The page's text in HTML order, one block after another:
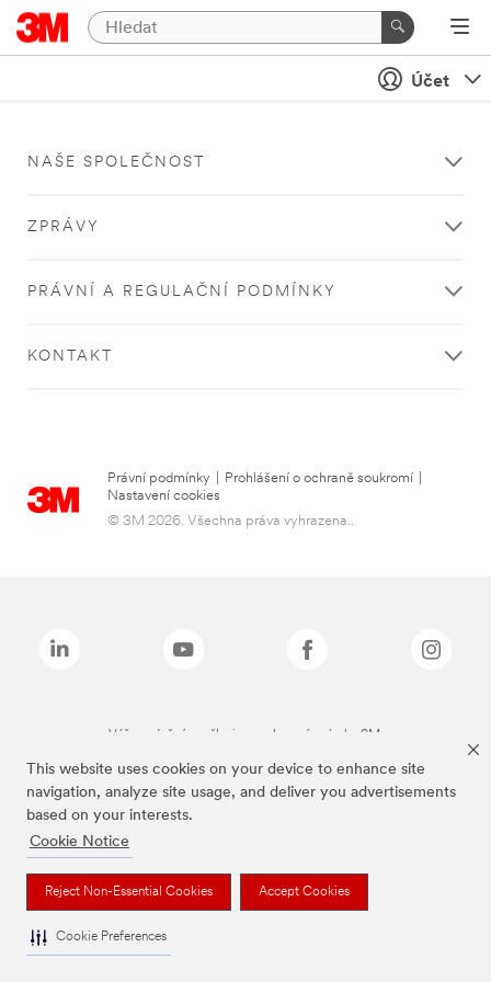
This website uses cookies on your device to enhance site
navigation, analyze site usage, and deliver you advertisements
based on your interests.
Cookie Notice
Reject Non-Essential Cookies Accept Cookies
Cookie Preferences
Účet
NAŠE SPOLEČNOST
ZPRÁVY
PRÁVNÍ A REGULAČNÍ PODMÍNKY
KONTAKT
Právní podmínky Prohlášení o ochraně soukromí
Nastavení cookies
© 3M 2026. Všechna práva vyhrazena..
Výše zmíněné značky jsou ochranné známky 3M.